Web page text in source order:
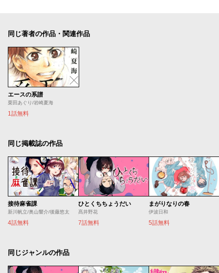
同じ著者の作品・関連作品
エースの系譜
栗田あぐり/岩崎夏海
1話無料
同じ掲載誌の作品
接待麻雀課
新川帆立/奥山響介/後藤悠太
4話無料
ひとくちちょうだい
髙井野花
7話無料
まがりなりの春
伊波日和
5話無料
同じジャンルの作品